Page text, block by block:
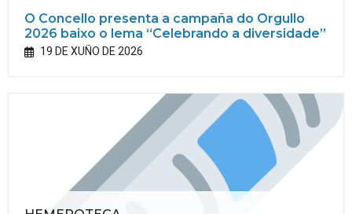
O Concello presenta a campaña do Orgullo
2026 baixo o lema “Celebrando a diversidade”
19 DE XUÑO DE 2026